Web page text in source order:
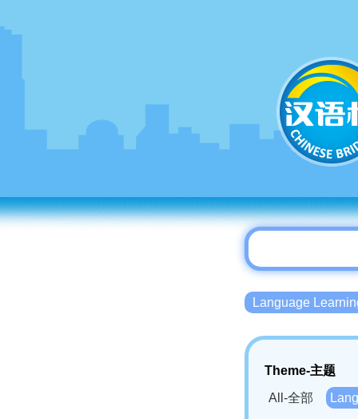
Language
Theme-主题
All-全部